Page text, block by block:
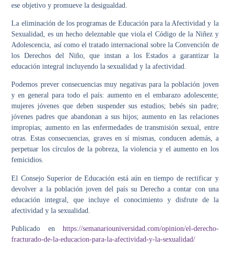
ese objetivo y promueve la desigualdad.
La eliminación de los programas de Educación para la Afectividad y la
Sexualidad, es un hecho deleznable que viola el Código de la Niñez y
Adolescencia, así como el tratado internacional sobre la Convención de
los Derechos del Niño, que instan a los Estados a garantizar la
educación integral incluyendo la sexualidad y la afectividad.
Podemos prever consecuencias muy negativas para la población joven
y en general para todo el país: aumento en el embarazo adolescente;
mujeres jóvenes que deben suspender sus estudios; bebés sin padre;
jóvenes padres que abandonan a sus hijos; aumento en las relaciones
impropias; aumento en las enfermedades de transmisión sexual, entre
otras. Estas consecuencias, graves en sí mismas, conducen además, a
perpetuar los círculos de la pobreza, la violencia y el aumento en los
femicidios.
El Consejo Superior de Educación está aún en tiempo de rectificar y
devolver a la población joven del país su Derecho a contar con una
educación integral, que incluye el conocimiento y disfrute de la
afectividad y la sexualidad.
Publicado en https://semanariouniversidad.com/opinion/el-derecho-
fracturado-de-la-educacion-para-la-afectividad-y-la-sexualidad/